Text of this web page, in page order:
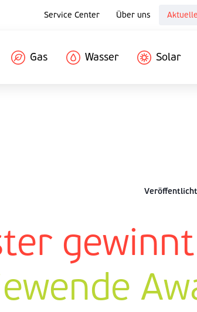
Service Center Über uns
Gas Wasser Solar
Veröffentlicht
gewinnt